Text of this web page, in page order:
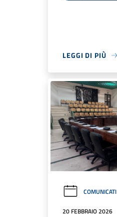
LEGGI DI PIÙ
COMUNICATI
20 FEBBRAIO 2026